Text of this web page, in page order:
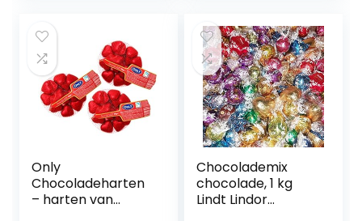
Only
Chocoladeharten
– harten van
Chocolademix
chocolade, 1 kg
Lindt Lindor